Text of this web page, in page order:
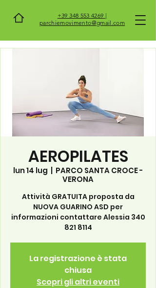
+39 348 553 4269 |
parchiemovimento@gmail.com
AEROPILATES
lun 14 lug
PARCO SANTA CROCE -
VERONA
Attività GRATUITA proposta da
NUOVA GUARINO ASD per
informazioni contattare Alessia 340
821 8114
La registrazione è stata
chiusa
Scopri gli altri eventi